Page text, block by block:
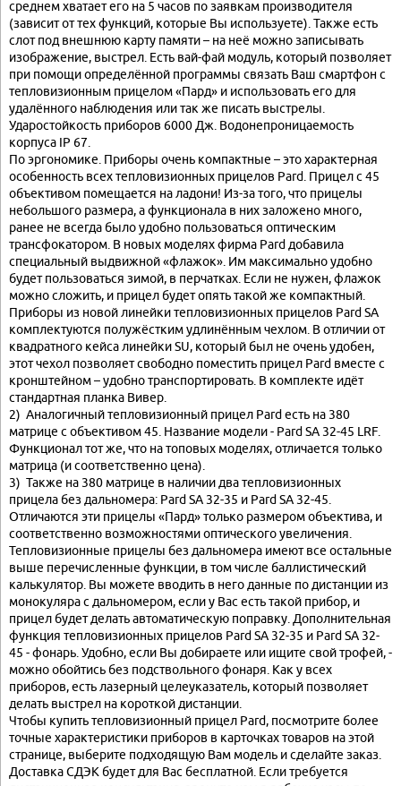
среднем хватает его на 5 часов по заявкам производителя
(зависит от тех функций, которые Вы используете). Также есть
слот под внешнюю карту памяти – на неё можно записывать
изображение, выстрел. Есть вай-фай модуль, который позволяет
при помощи определённой программы связать Ваш смартфон с
тепловизионным прицелом «Пард» и использовать его для
удалённого наблюдения или так же писать выстрелы.
Ударостойкость приборов 6000 Дж. Водонепроницаемость
корпуса IP 67.
По эргономике. Приборы очень компактные – это характерная
особенность всех тепловизионных прицелов Pard. Прицел с 45
объективом помещается на ладони! Из-за того, что прицелы
небольшого размера, а функционала в них заложено много,
ранее не всегда было удобно пользоваться оптическим
трансфокатором. В новых моделях фирма Pard добавила
специальный выдвижной «флажок». Им максимально удобно
будет пользоваться зимой, в перчатках. Если не нужен, флажок
можно сложить, и прицел будет опять такой же компактный.
Приборы из новой линейки тепловизионных прицелов Pard SA
комплектуются полужёстким удлинённым чехлом. В отличии от
квадратного кейса линейки SU, который был не очень удобен,
этот чехол позволяет свободно поместить прицел Pard вместе с
кронштейном – удобно транспортировать. В комплекте идёт
стандартная планка Вивер.
2) Аналогичный тепловизионный прицел Pard есть на 380
матрице с объективом 45. Название модели - Pard SA 32-45 LRF.
Функционал тот же, что на топовых моделях, отличается только
матрица (и соответственно цена).
3) Также на 380 матрице в наличии два тепловизионных
прицела без дальномера: Pard SA 32-35 и Pard SA 32-45.
Отличаются эти прицелы «Пард» только размером объектива, и
соответственно возможностями оптического увеличения.
Тепловизионные прицелы без дальномера имеют все остальные
выше перечисленные функции, в том числе баллистический
калькулятор. Вы можете вводить в него данные по дистанции из
монокуляра с дальномером, если у Вас есть такой прибор, и
прицел будет делать автоматическую поправку. Дополнительная
функция тепловизионных прицелов Pard SA 32-35 и Pard SA 32-
45 - фонарь. Удобно, если Вы добираете или ищите свой трофей, -
можно обойтись без подствольного фонаря. Как у всех
приборов, есть лазерный целеуказатель, который позволяет
делать выстрел на короткой дистанции.
Чтобы купить тепловизионный прицел Pard, посмотрите более
точные характеристики приборов в карточках товаров на этой
странице, выберите подходящую Вам модель и сделайте заказ.
Доставка СДЭК будет для Вас бесплатной. Если требуется